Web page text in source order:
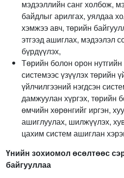
мэдээллийн санг холбож,
байдлыг арилгах, уялдаа
хэмжээ авч, төрийн
этгээд ашиглах, мэдээлэл
бүрдүүлэх,
Төрийн болон орон
системээс үзүүлэх төрийн
үйлчилгээний нэгдсэн
дамжуулан хүргэх, төрийн
өмчийн хөрөнгийг иргэн,
ашиглуулах, шилжүүлэх,
цахим систем ашиглан
Үнийн зохиомол өсөлтөөс
байгууллаа